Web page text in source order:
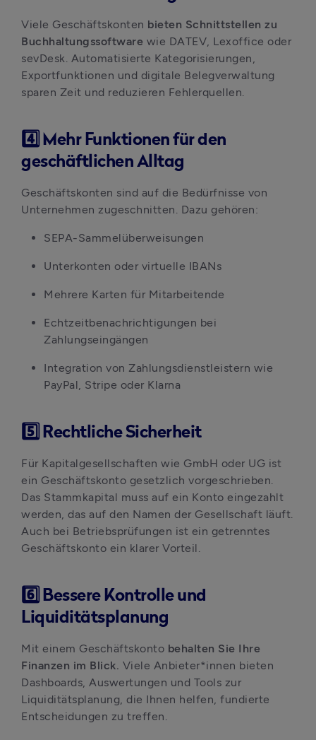
Viele Geschäftskonten bieten Schnittstellen zu
Buchhaltungssoftware wie DATEV, Lexoffice oder
sevDesk. Automatisierte Kategorisierungen,
Exportfunktionen und digitale Belegverwaltung
sparen Zeit und reduzieren Fehlerquellen.
4️⃣ Mehr Funktionen für den
geschäftlichen Alltag
Geschäftskonten sind auf die Bedürfnisse von
Unternehmen zugeschnitten. Dazu gehören:
SEPA-Sammelüberweisungen
Unterkonten oder virtuelle IBANs
Mehrere Karten für Mitarbeitende
Echtzeitbenachrichtigungen bei
Zahlungseingängen
Integration von Zahlungsdienstleistern wie
PayPal, Stripe oder Klarna
5️⃣ Rechtliche Sicherheit
Für Kapitalgesellschaften wie GmbH oder UG ist
ein Geschäftskonto gesetzlich vorgeschrieben.
Das Stammkapital muss auf ein Konto eingezahlt
werden, das auf den Namen der Gesellschaft läuft.
Auch bei Betriebsprüfungen ist ein getrenntes
Geschäftskonto ein klarer Vorteil.
6️⃣ Bessere Kontrolle und
Liquiditätsplanung
Mit einem Geschäftskonto behalten Sie Ihre
Finanzen im Blick. Viele Anbieter*innen bieten
Dashboards, Auswertungen und Tools zur
Liquiditätsplanung, die Ihnen helfen, fundierte
Entscheidungen zu treffen.